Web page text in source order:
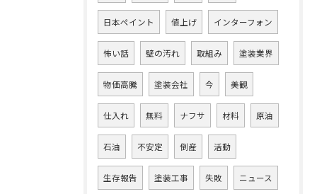
日本ペイント 値上げ インターフォン
怖い話 壁の汚れ 取組み 塗装業界
物価高騰 塗装会社 今 美観
仕入れ 無料 ナフサ 材料 原油
石油 不安定 倒産 活動
生存報告 塗装工事 失敗 ニュース